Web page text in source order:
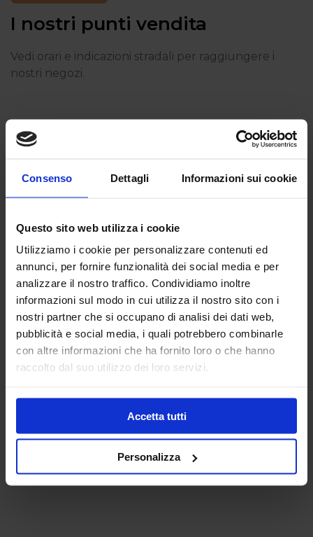
Consenso Dettagli Informazioni sui cookie
Questo sito web utilizza i cookie
Utilizziamo i cookie per personalizzare contenuti ed
annunci, per fornire funzionalità dei social media e per
analizzare il nostro traffico. Condividiamo inoltre
informazioni sul modo in cui utilizza il nostro sito con i
nostri partner che si occupano di analisi dei dati web,
pubblicità e social media, i quali potrebbero combinarle
con altre informazioni che ha fornito loro o che hanno
raccolto dal suo utilizzo dei loro servizi.
Accetta tutti
Personalizza
I nostri punti vendita
Vedi orari e indicazioni stradali per raggiungere i
nostri negozi.